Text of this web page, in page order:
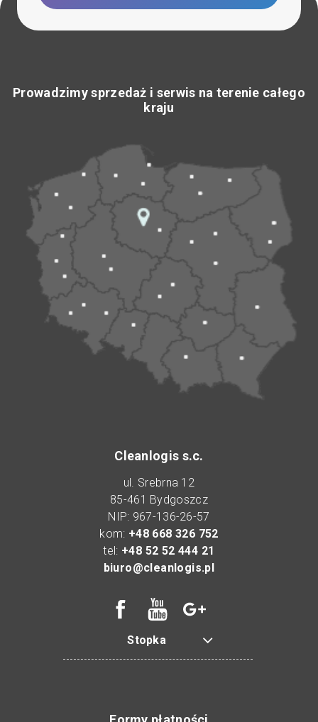
Prowadzimy sprzedaż i serwis na terenie całego
kraju
Cleanlogis s.c.
ul. Srebrna 12
85-461 Bydgoszcz
NIP: 967-136-26-57
kom: +48 668 326 752
tel: +48 52 52 444 21
biuro@cleanlogis.pl
Stopka